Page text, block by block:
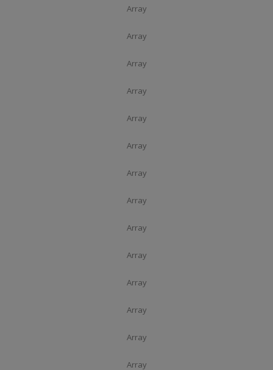
Array
Array
Array
Array
Array
Array
Array
Array
Array
Array
Array
Array
Array
Array